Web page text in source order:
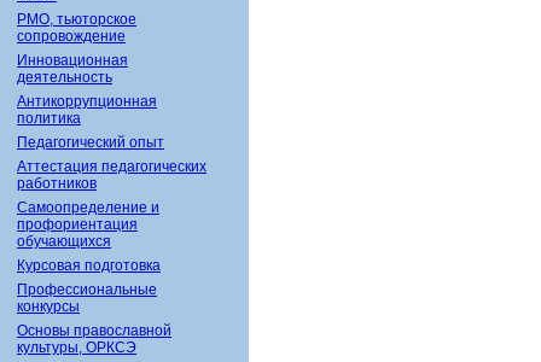
РМО, тьюторское
сопровождение
Инновационная
деятельность
Антикоррупционная
политика
Педагогический опыт
Аттестация педагогических
работников
Самоопределение и
профориентация
обучающихся
Курсовая подготовка
Профессиональные
конкурсы
Основы православной
культуры, ОРКСЭ